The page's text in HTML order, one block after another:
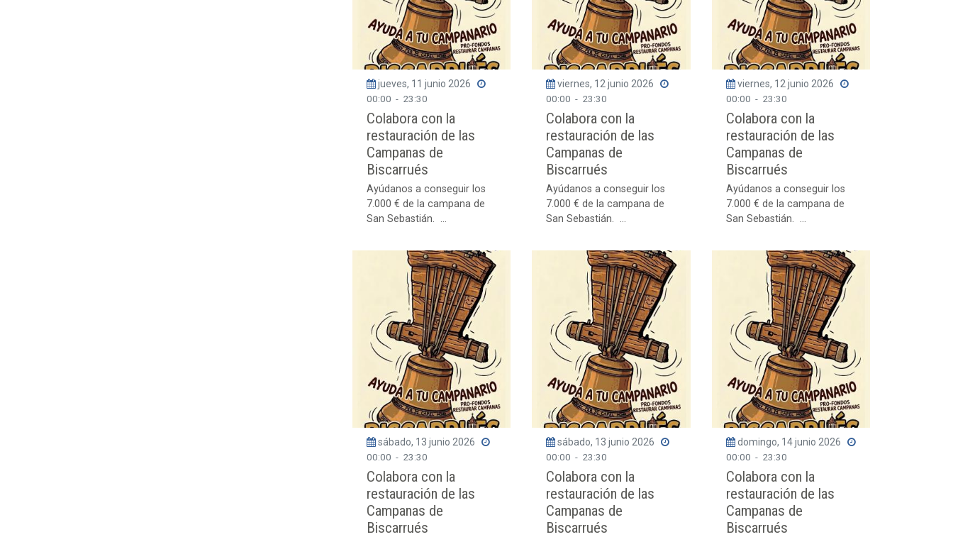
jueves, 11 junio 2026
00:00 - 23:30
Colabora con la
restauración de las
Campanas de
Biscarrués
Ayúdanos a conseguir los
7.000 € de la campana de
San Sebastián. ...
viernes, 12 junio 2026
00:00 - 23:30
Colabora con la
restauración de las
Campanas de
Biscarrués
Ayúdanos a conseguir los
7.000 € de la campana de
San Sebastián. ...
viernes, 12 junio 2026
00:00 - 23:30
Colabora con la
restauración de las
Campanas de
Biscarrués
Ayúdanos a conseguir los
7.000 € de la campana de
San Sebastián. ...
sábado, 13 junio 2026
00:00 - 23:30
Colabora con la
restauración de las
Campanas de
Biscarrués
sábado, 13 junio 2026
00:00 - 23:30
Colabora con la
restauración de las
Campanas de
Biscarrués
domingo, 14 junio 2026
00:00 - 23:30
Colabora con la
restauración de las
Campanas de
Biscarrués